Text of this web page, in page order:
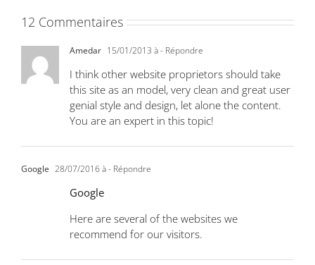
12 Commentaires
Amedar 15/01/2013 à- Répondre
I think other website proprietors should take
this site as an model, very clean and great user
genial style and design, let alone the content.
You are an expert in this topic!
Google 28/07/2016 à- Répondre
Google
Here are several of the websites we
recommend for our visitors.